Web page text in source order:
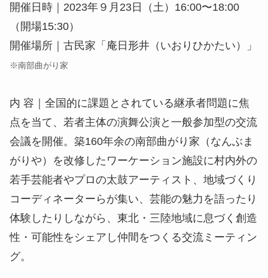
開催⽇時｜2023年９⽉23⽇（⼟）16:00〜18:00
（開場15:30）
開催場所｜古⺠家「庵⽇形井（いおりひかたい）」
※南部曲がり家
内 容｜全国的に課題とされている継承者問題に焦
点を当て、若者主体の演舞公演と一般参加型の交流
会議を開催。築160年余の南部曲がり家（なんぶま
がりや）を改修したワーケーション施設に村内外の
若⼿芸能者やプロの太⿎アーティスト、地域づくり
コーディネーターらが集い、芸能の魅⼒を語ったり
体験したりしながら、東北・三陸地域に息づく創造
性・可能性をシェアし仲間をつくる交流ミーティン
グ。